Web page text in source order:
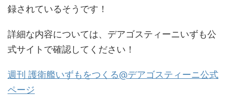
録されているそうです！
詳細な内容については、デアゴスティーニいずも公
式サイトで確認してください！
週刊 護衛艦いずもをつくる@デアゴスティーニ公式
ページ